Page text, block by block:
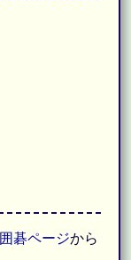
囲碁ページから